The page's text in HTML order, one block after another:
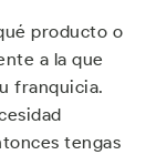
producto o
a la que
franquicia.
tengas